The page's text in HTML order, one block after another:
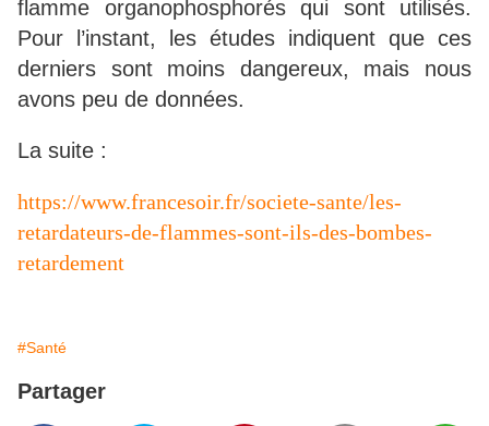
flamme organophosphorés qui sont utilisés.
Pour l’instant, les études indiquent que ces
derniers sont moins dangereux, mais nous
avons peu de données.
La suite :
https://www.francesoir.fr/societe-sante/les-
retardateurs-de-flammes-sont-ils-des-bombes-
retardement
#Santé
Partager